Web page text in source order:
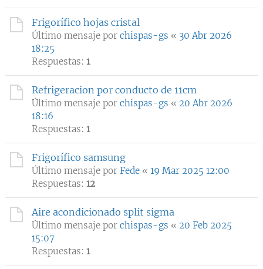
Frigorífico hojas cristal
Último mensaje por chispas-gs « 30 Abr 2026
18:25
Respuestas: 1
Refrigeracion por conducto de 11cm
Último mensaje por chispas-gs « 20 Abr 2026
18:16
Respuestas: 1
Frigorífico samsung
Último mensaje por Fede « 19 Mar 2025 12:00
Respuestas: 12
Aire acondicionado split sigma
Último mensaje por chispas-gs « 20 Feb 2025
15:07
Respuestas: 1